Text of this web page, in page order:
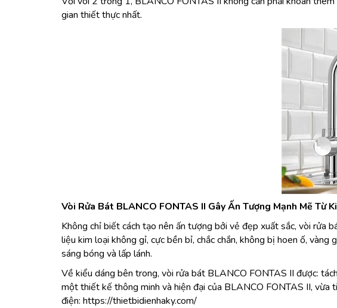
gian thiết thực nhất.
Vòi Rửa Bát BLANCO FONTAS II Gây Ấn Tượng Mạnh Mẽ Từ
Không chỉ biết cách tạo nên ấn tượng bởi vẻ đẹp xuất sắc, vòi
liệu kim loại không gỉ, cực bền bỉ, chắc chắn, không bị hoen ố,
sáng bóng và lấp lánh.
Về kiểu dáng bên trong, vòi rửa bát BLANCO FONTAS II được:
một thiết kế thông minh và hiện đại của BLANCO FONTAS II, vừa
điện: https://thietbidienhaky.com/